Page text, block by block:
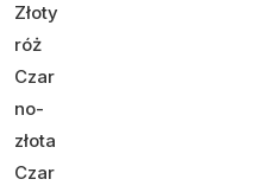
Złoty
róż
Czar
no-
złota
Czar